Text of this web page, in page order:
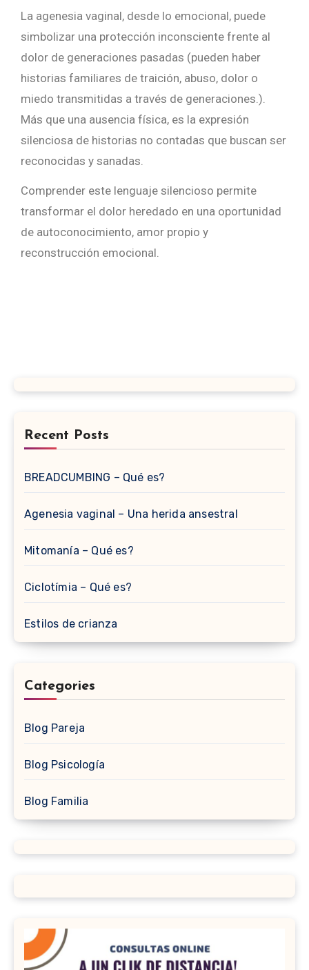
La agenesia vaginal, desde lo emocional, puede
simbolizar una protección inconsciente frente al
dolor de generaciones pasadas (pueden haber
historias familiares de traición, abuso, dolor o
miedo transmitidas a través de generaciones.).
Más que una ausencia física, es la expresión
silenciosa de historias no contadas que buscan ser
reconocidas y sanadas.
Comprender este lenguaje silencioso permite
transformar el dolor heredado en una oportunidad
de autoconocimiento, amor propio y
reconstrucción emocional.
Recent Posts
BREADCUMBING – Qué es?
Agenesia vaginal – Una herida ansestral
Mitomanía – Qué es?
Ciclotímia – Qué es?
Estilos de crianza
Categories
Blog Pareja
Blog Psicología
Blog Familia